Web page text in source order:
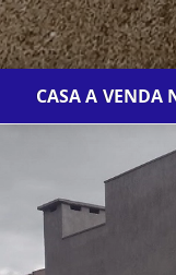
CASA A VENDA